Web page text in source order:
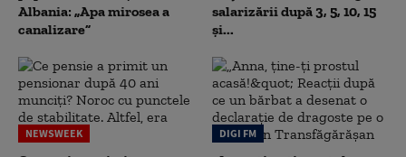
Albania: „Apa mirosea a
canalizare”
salarizării după 3, 5, 10, 15
și...
NEWSWEEK DIGI FM